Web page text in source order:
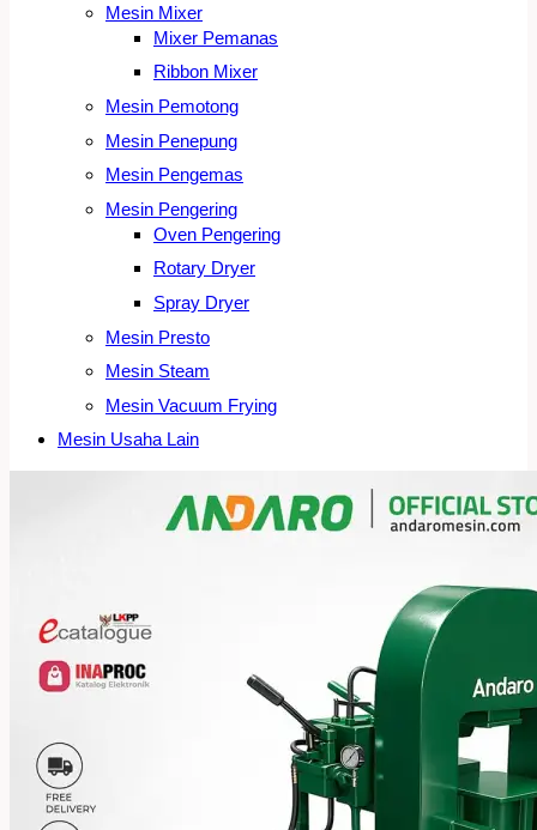
Mesin Mixer
Mixer Pemanas
Ribbon Mixer
Mesin Pemotong
Mesin Penepung
Mesin Pengemas
Mesin Pengering
Oven Pengering
Rotary Dryer
Spray Dryer
Mesin Presto
Mesin Steam
Mesin Vacuum Frying
Mesin Usaha Lain